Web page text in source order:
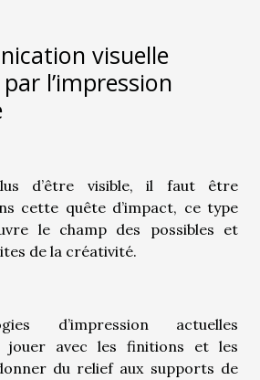
visuelle
l’impression
d’être visible, il faut être
cette quête d’impact, ce type
le champ des possibles et
de la créativité.
d’impression actuelles
jouer avec les finitions et les
du relief aux supports de